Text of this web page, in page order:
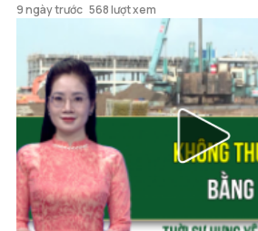
9 ngày trước 568 lượt xem